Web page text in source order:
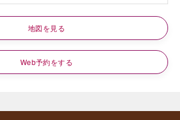
地図を見る
Web予約をする